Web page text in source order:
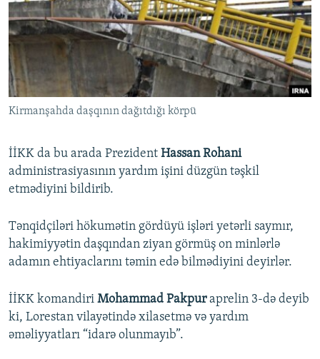
Kirmanşahda daşqının dağıtdığı körpü
İİKK da bu arada Prezident Hassan Rohani
administrasiyasının yardım işini düzgün təşkil
etmədiyini bildirib.
Tənqidçiləri hökumətin gördüyü işləri yetərli saymır,
hakimiyyətin daşqından ziyan görmüş on minlərlə
adamın ehtiyaclarını təmin edə bilmədiyini deyirlər.
İİKK komandiri Mohammad Pakpuraprelin 3-də deyib
ki, Lorestan vilayətində xilasetmə və yardım
əməliyyatları “idarə olunmayıb”.